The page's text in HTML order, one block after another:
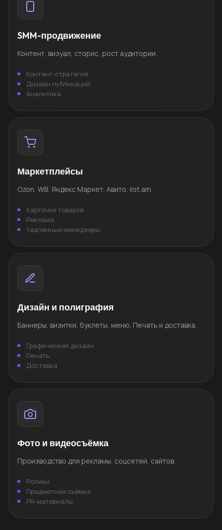
SMM-продвижение
Контент, визуал, сторис, рост аудитории.
Контент-стратегия
Дизайн публикаций
Аналитика
Маркетплейсы
Ozon, WB, Яндекс Маркет, Авито, list.am.
Карточки товаров
Реклама
Удалённые менеджеры
Дизайн и полиграфия
Баннеры, визитки, буклеты, меню. Печать и доставка.
Графический дизайн
Печать
Доставка
Фото и видеосъёмка
Производство для рекламы, соцсетей, сайтов.
Ролики
Предметная съёмка
PR-материалы